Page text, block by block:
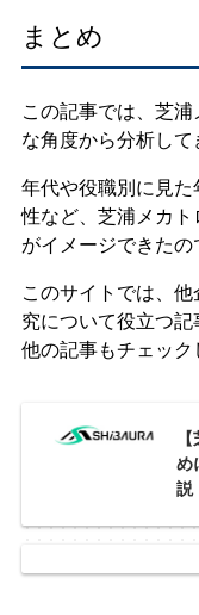
まとめ
この記事では、芝
な角度から分析して
年代や役職別に見
性など、芝浦メカ
がイメージできたの
このサイトでは、
究について役立つ
他の記事もチェック
め
説